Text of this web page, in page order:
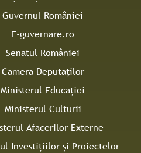
Guvernul României
E-guvernare.ro
Senatul României
Camera Deputaților
Ministerul Educației
Ministerul Culturii
Afacerilor Externe
Investițiilor și Proiectelor